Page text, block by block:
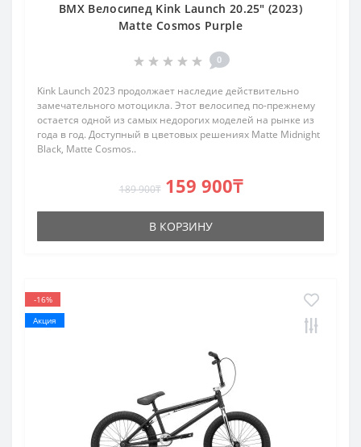
BMX Велосипед Kink Launch 20.25" (2023)
Matte Cosmos Purple
0
Kink Launch 2023 продолжает наследие действительно
замечательного мотоцикла. Этот велосипед по-прежнему
остается одной из самых недорогих моделей на рынке из
года в год. Доступный в цветовых решениях Matte Midnight
Black, Matte Cosmos..
189 900₸ 159 900₸
В КОРЗИНУ
-16%
Акция